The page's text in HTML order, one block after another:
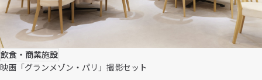
飲食・商業施設
映画「グランメゾン・パリ」撮影セット